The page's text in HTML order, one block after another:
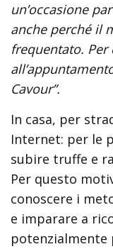
un’occasione
anche perché il
frequentato.
Cavour”.
In casa, per
Internet: per le
subire truffe e
Per questo
conoscere i
e imparare a
potenzialmente